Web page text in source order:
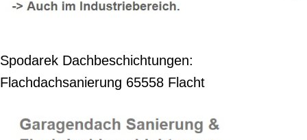
Spodarek Dachbeschichtungen:
Flachdachsanierung 65558 Flacht